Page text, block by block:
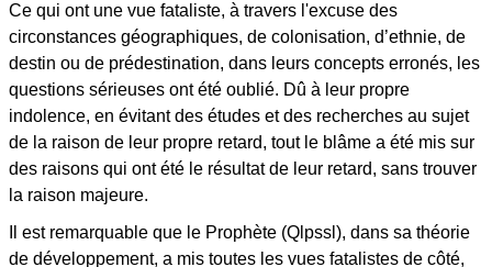
Ce qui ont une vue fataliste, à travers l'excuse des
circonstances géographiques, de colonisation, d’ethnie, de
destin ou de prédestination, dans leurs concepts erronés, les
questions sérieuses ont été oublié. Dû à leur propre
indolence, en évitant des études et des recherches au sujet
de la raison de leur propre retard, tout le blâme a été mis sur
des raisons qui ont été le résultat de leur retard, sans trouver
la raison majeure.
Il est remarquable que le Prophète (Qlpssl), dans sa théorie
de développement, a mis toutes les vues fatalistes de côté,